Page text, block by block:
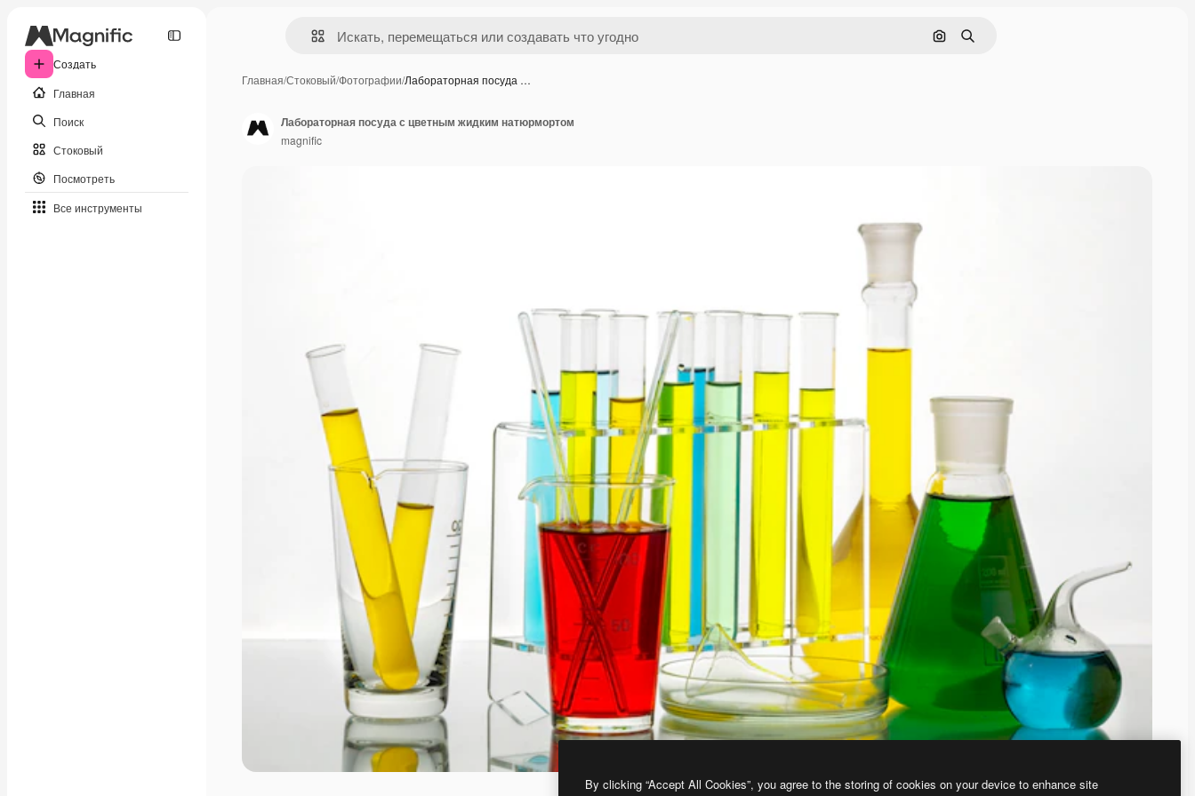
Создать
Главная
Поиск
Стоковый
Посмотреть
Все инструменты
Поиск по изображению
Поиск
Главная/Стоковый/Фотографии/Лабораторная посуда …
Лабораторная посуда с цветным жидким натюрмортом
magnific
By clicking “Accept All Cookies”, you agree to the storing of cookies on your device to enhance site